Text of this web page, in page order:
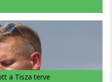
a Tisza terve